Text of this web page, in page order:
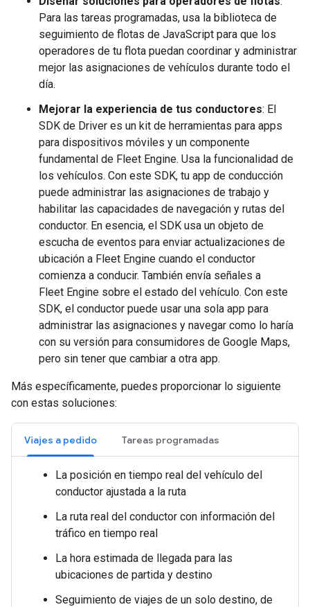
Para las tareas programadas, usa la biblioteca de
seguimiento de flotas de JavaScript para que los
operadores de tu flota puedan coordinar y administrar
mejor las asignaciones de vehículos durante todo el
día.
Mejorar la experiencia de tus conductores: El
SDK de Driver es un kit de herramientas para apps
para dispositivos móviles y un componente
fundamental de Fleet Engine. Usa la funcionalidad de
los vehículos. Con este SDK, tu app de conducción
puede administrar las asignaciones de trabajo y
habilitar las capacidades de navegación y rutas del
conductor. En esencia, el SDK usa un objeto de
escucha de eventos para enviar actualizaciones de
ubicación a Fleet Engine cuando el conductor
comienza a conducir. También envía señales a
Fleet Engine sobre el estado del vehículo. Con este
SDK, el conductor puede usar una sola app para
administrar las asignaciones y navegar como lo haría
con su versión para consumidores de Google Maps,
pero sin tener que cambiar a otra app.
Más específicamente, puedes proporcionar lo siguiente
con estas soluciones:
Viajes a pedido Tareas programadas
La posición en tiempo real del vehículo del
conductor ajustada a la ruta
La ruta real del conductor con información del
tráfico en tiempo real
La hora estimada de llegada para las
ubicaciones de partida y destino
Seguimiento de viajes de un solo destino, de